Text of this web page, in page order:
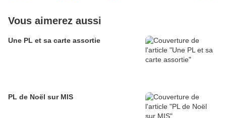
Vous aimerez aussi
Une PL et sa carte assortie
PL de Noël sur MIS